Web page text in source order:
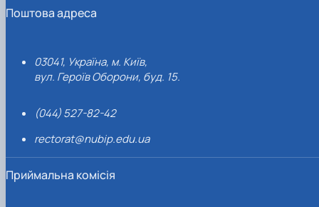
Поштова адреса
03041, Україна, м. Київ,
вул. Героїв Оборони, буд. 15.
(044) 527-82-42
rectorat@nubip.edu.ua
Приймальна комісія